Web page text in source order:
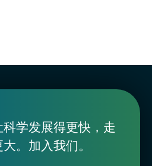
学发展得更快，走
。加入我们。